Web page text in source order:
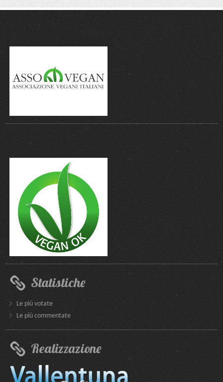
Statistiche
Le più votate
Le più commentate
Realizzazione